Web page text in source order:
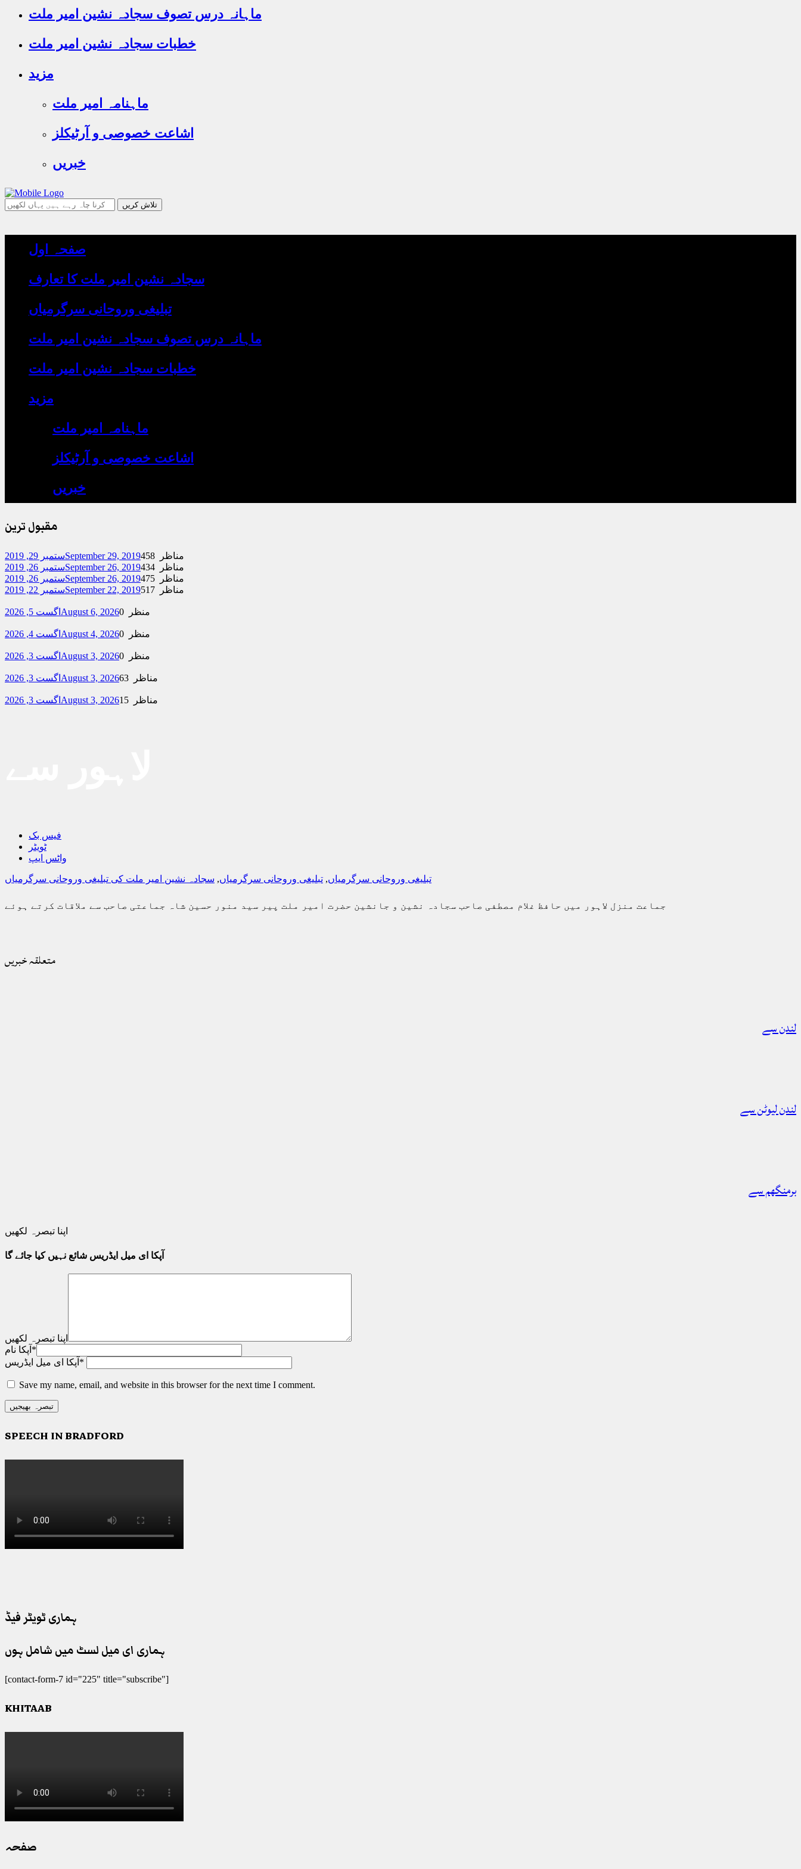
ماہانہ درس تصوف سجادہ نشین امیر ملت
خطبات سجادہ نشین امیر ملت
مزید
ماہنامہ امیر ملت
اشاعت خصوصی و آرٹیکلز
خبریں
جو
چاہ
صفحہ اول
سجادہ نشین امیر ملت کا تعارف
تبلیغی وروحانی سرگرمیاں
ماہانہ درس تصوف سجادہ نشین امیر ملت
خطبات سجادہ نشین امیر ملت
مزید
ماہنامہ امیر ملت
اشاعت خصوصی و آرٹیکلز
خبریں
مقبول ترین
ستمبر 29, 2019September 29, 2019
458 مناظر
ستمبر 26, 2019September 26, 2019
434 مناظر
ستمبر 26, 2019September 26, 2019
475 مناظر
ستمبر 22, 2019September 22, 2019 517 مناظر
اگست 5, 2026 August 6, 2026 0 منظر
اگست 4, 2026 August 4, 2026 0 منظر
اگست 3, 2026 August 3, 2026 0 منظر
اگست 3, 2026 August 3, 2026 63 مناظر
اگست 3, 2026 August 3, 2026 15 مناظر
فیس بک
ٹویٹر
واٹس ایپ
تبلیغی وروحانی سرگرمیاں, تبلیغی وروحانی سرگرمیاں, سجادہ نشین امیر ملت کی تبلیغی وروحانی سرگرمیاں
جماعت منزل لاہور میں حافظ غلام مصطفی صاحب سجادہ نشین و جانشین حضرت امیر ملت پیر سید منور حسین شاہ جماعتی صاحب سے ملاقات کرتے ہوئے
متعلقہ خبریں
لندن سے
لندن لیوٹن سے
برمنگھم سے
اپنا تبصرہ لکھیں
آپکا ای میل ایڈریس شائع نہیں کیا جائے گا
اپنا تبصرہ لکھیں
آپکا نام *
آپکا ای میل ایڈریس *
Save my name, email, and website in this browser for the next time I comment.
SPEECH IN BRADFORD
ہماری ٹویٹر فیڈ
ہماری ای میل لسٹ میں شامل ہوں
[contact-form-7 id="225" title="subscribe"]
KHITAAB
صفحہ